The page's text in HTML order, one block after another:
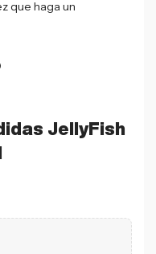
JellyFish
que haga un